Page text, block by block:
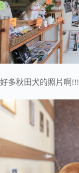
好多秋田犬的照片啊